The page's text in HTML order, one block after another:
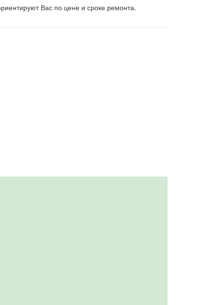
Вас по цене и сроке ремонта.